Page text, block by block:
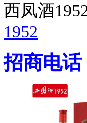
西凤酒
1952
招商电话